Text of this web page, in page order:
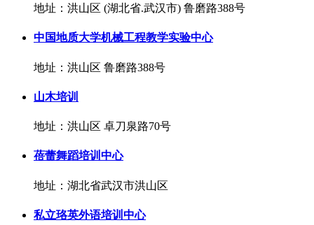
地址：洪山区 (湖北省.武汉市) 鲁磨路388号
中国地质大学机械工程教学实验中心
地址：洪山区 鲁磨路388号
山木培训
地址：洪山区 卓刀泉路70号
蓓蕾舞蹈培训中心
地址：湖北省武汉市洪山区
私立珞英外语培训中心